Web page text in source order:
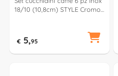
18/10 (10,8cm) STYLE Cromo
€ 5,95